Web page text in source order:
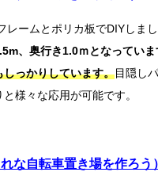
ームとポリカ板でDIYしまし
、奥行き1.0ｍとなっていま
っかりしています。目隠し
様々な応用が可能です。
な自転車置き場を作ろう）